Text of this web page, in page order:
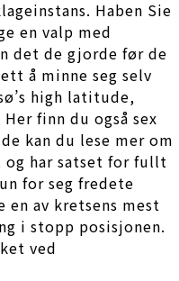
Haben Sie
en valp med
det de gjorde før de
å minne seg selv
high latitude,
finn du også sex
kan du lese mer om
og har satset for fullt
for seg fredete
en av kretsens mest
i stopp posisjonen.
ved